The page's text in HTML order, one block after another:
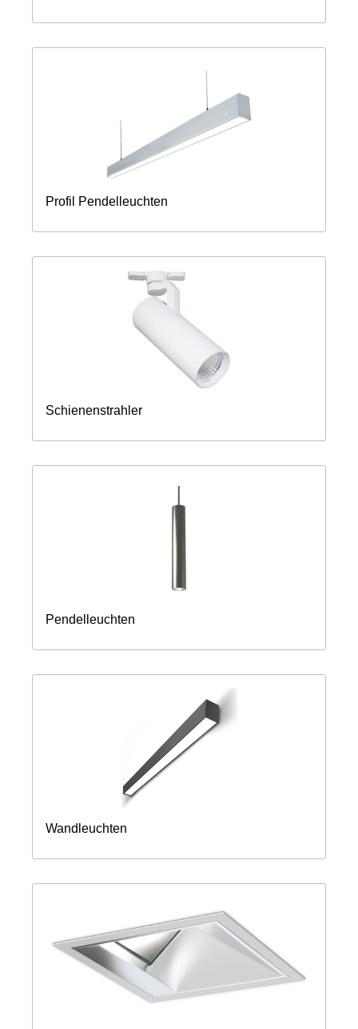
Profil Pendelleuchten
Schienenstrahler
Pendelleuchten
Wandleuchten